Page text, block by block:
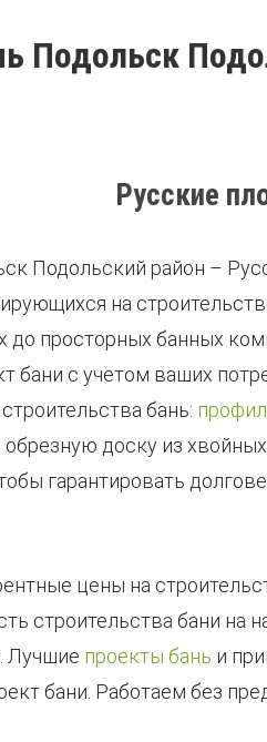
Подольск
Русские
Подольский район –
на
до просторных банных
бани с учетом ваших
бань:
доску из
гарантировать
цены на
строительства бани на
Лучшие проекты бань и
бани. Работаем без